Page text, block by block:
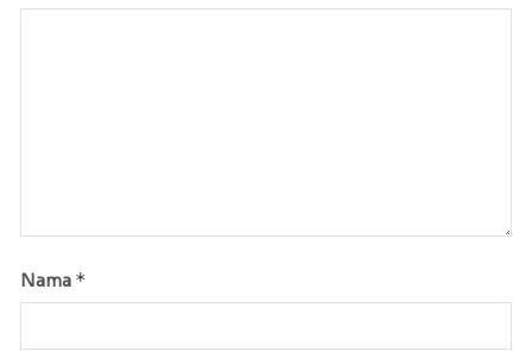
Nama *